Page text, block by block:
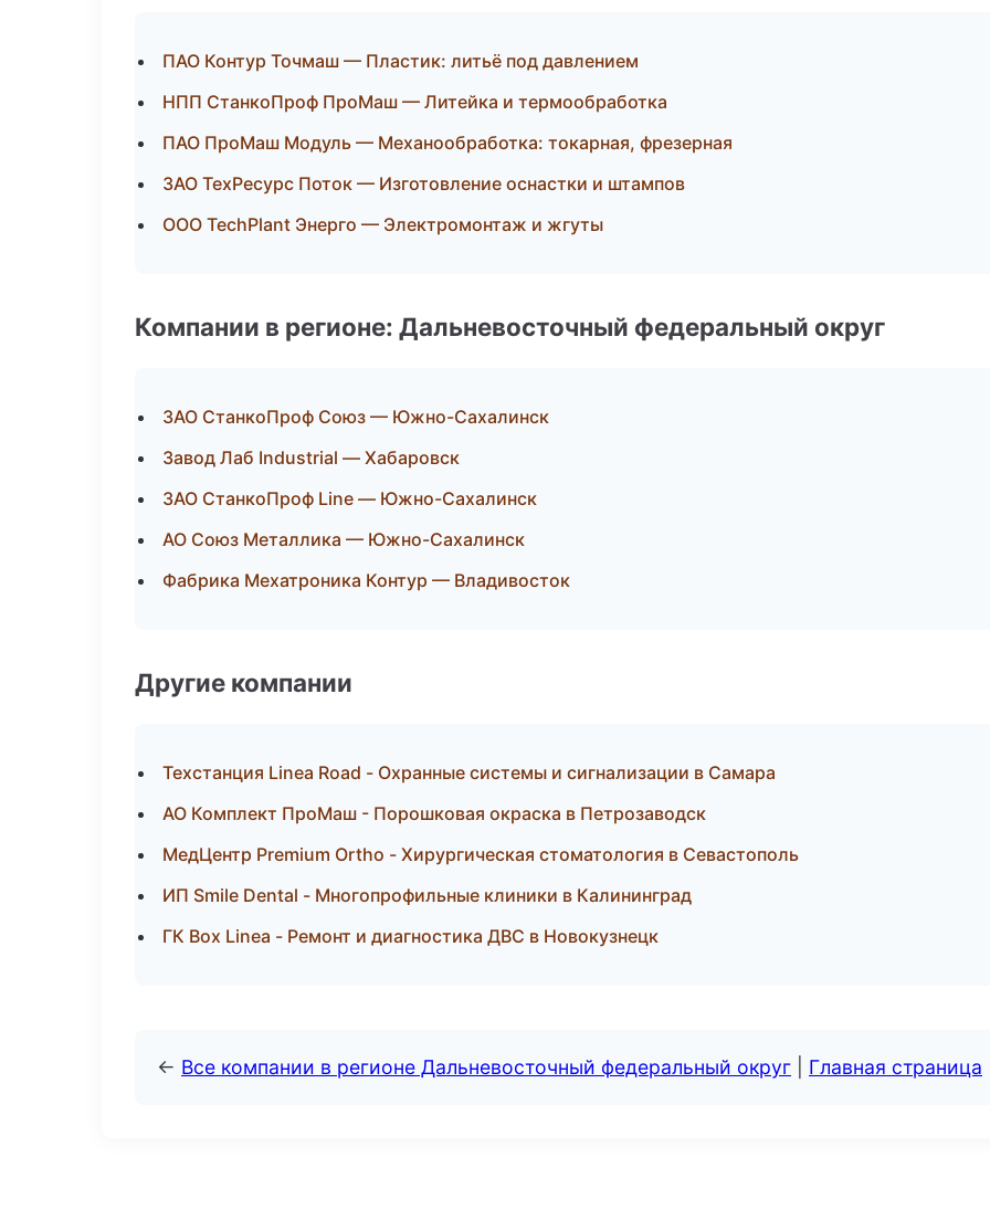
ПАО Контур Точмаш — Пластик: литьё под давлением
НПП СтанкоПроф ПроМаш — Литейка и термообработка
ПАО ПроМаш Модуль — Механообработка: токарная, фрезерная
ЗАО ТехРесурс Поток — Изготовление оснастки и штампов
ООО TechPlant Энерго — Электромонтаж и жгуты
Компании в регионе: Дальневосточный федеральный округ
ЗАО СтанкоПроф Союз — Южно-Сахалинск
Завод Лаб Industrial — Хабаровск
ЗАО СтанкоПроф Line — Южно-Сахалинск
АО Союз Металлика — Южно-Сахалинск
Фабрика Мехатроника Контур — Владивосток
Другие компании
Техстанция Linea Road - Охранные системы и сигнализации в Самара
АО Комплект ПроМаш - Порошковая окраска в Петрозаводск
МедЦентр Premium Ortho - Хирургическая стоматология в Севастополь
ИП Smile Dental - Многопрофильные клиники в Калининград
ГК Box Linea - Ремонт и диагностика ДВС в Новокузнецк
← Все компании в регионе Дальневосточный федеральный округ Главная страница